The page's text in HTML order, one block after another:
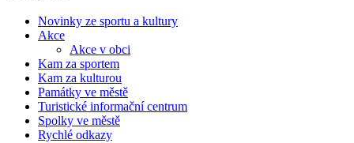
Novinky ze sportu a kultury
Akce
Akce v obci
Kam za sportem
Kam za kulturou
Památky ve městě
Turistické informační centrum
Spolky ve městě
Rychlé odkazy